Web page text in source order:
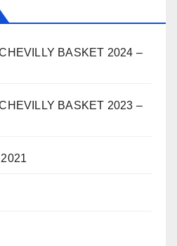
BASKET 2024 –
BASKET 2023 –